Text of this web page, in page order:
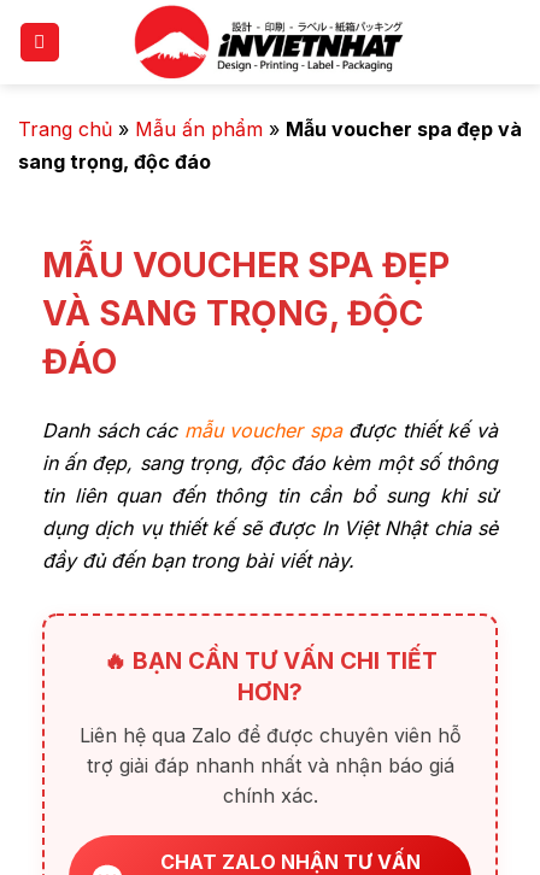
Trang chủ » Mẫu ấn phẩm » Mẫu voucher spa đẹp và
sang trọng, độc đáo
MẪU VOUCHER SPA ĐẸP
VÀ SANG TRỌNG, ĐỘC
ĐÁO
Danh sách các mẫu voucher spađược thiết kế và
in ấn đẹp, sang trọng, độc đáo kèm một số thông
tin liên quan đến thông tin cần bổ sung khi sử
dụng dịch vụ thiết kế sẽ được In Việt Nhật chia sẻ
đầy đủ đến bạn trong bài viết này.
🔥 BẠN CẦN TƯ VẤN CHI TIẾT
HƠN?
Liên hệ qua Zalo để được chuyên viên hỗ
trợ giải đáp nhanh nhất và nhận báo giá
chính xác.
CHAT ZALO NHẬN TƯ VẤN